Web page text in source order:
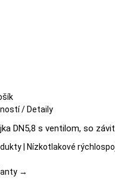
Tento
má
viacero
Možnosti
/ Detaily
DN5,8 s ventilom, so
| Nízkotlakové
→